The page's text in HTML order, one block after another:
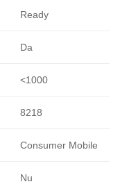
Ready
Da
<1000
8218
Consumer Mobile
Nu